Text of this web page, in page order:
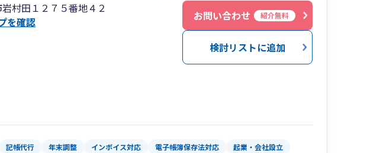
村田１２７５番地４２
を確認
お問い合わせ 紹介無料
検討リストに追加
記帳代行 年末調整 インボイス対応 電子帳簿保存法対応
起業・会社設立